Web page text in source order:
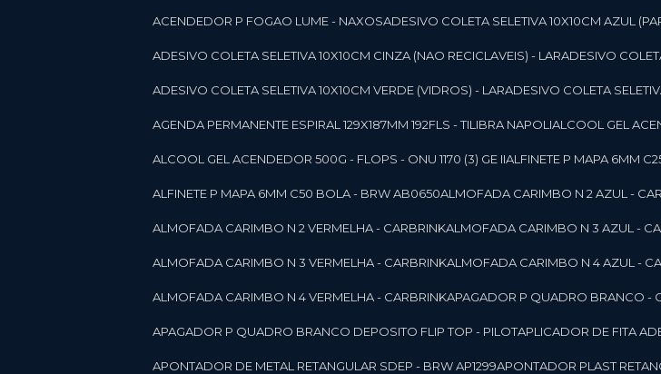
ACENDEDOR P FOGAO LUME - NAXOS ADESIVO COLETA SELETIVA 10X10CM AZUL
ADESIVO COLETA SELETIVA 10X10CM CINZA (NAO RECICLAVEIS) - LAR ADESIVO
ADESIVO COLETA SELETIVA 10X10CM VERDE (VIDROS) - LAR ADESIVO COLETA
AGENDA PERMANENTE ESPIRAL 129X187MM 192FLS - TILIBRA NAPOLI ALCOOL GEL
ALCOOL GEL ACENDEDOR 500G - FLOPS - ONU 1170 (3) GE II ALFINETE P MAPA 6MM
ALFINETE P MAPA 6MM C50 BOLA - BRW AB0650 ALMOFADA CARIMBO N 2 AZUL -
ALMOFADA CARIMBO N 2 VERMELHA - CARBRINK ALMOFADA CARIMBO N 3 AZUL -
ALMOFADA CARIMBO N 3 VERMELHA - CARBRINK ALMOFADA CARIMBO N 4 AZUL -
ALMOFADA CARIMBO N 4 VERMELHA - CARBRINK APAGADOR P QUADRO BRANCO -
APAGADOR P QUADRO BRANCO DEPOSITO FLIP TOP - PILOT APLICADOR DE FITA
APONTADOR DE METAL RETANGULAR SDEP - BRW AP1299 APONTADOR PLAST